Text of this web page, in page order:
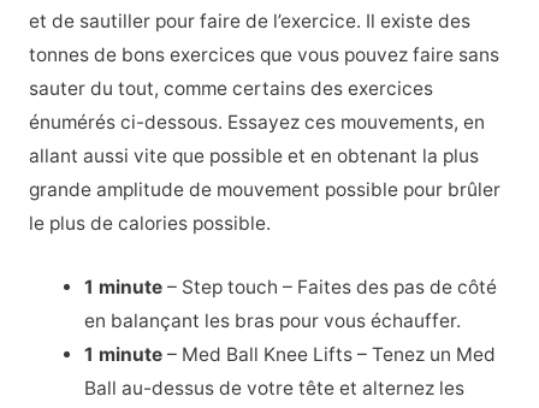
et de sautiller pour faire de l’exercice. Il existe des
tonnes de bons exercices que vous pouvez faire sans
sauter du tout, comme certains des exercices
énumérés ci-dessous. Essayez ces mouvements, en
allant aussi vite que possible et en obtenant la plus
grande amplitude de mouvement possible pour brûler
le plus de calories possible.
1 minute – Step touch – Faites des pas de côté
en balançant les bras pour vous échauffer.
1 minute – Med Ball Knee Lifts – Tenez un Med
Ball au-dessus de votre tête et alternez les